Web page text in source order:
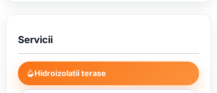
Servicii
Hidroizolatii terase